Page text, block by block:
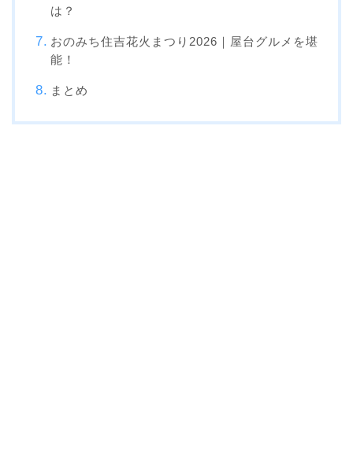
は？
おのみち住吉花火まつり2026｜屋台グルメを堪
能！
まとめ